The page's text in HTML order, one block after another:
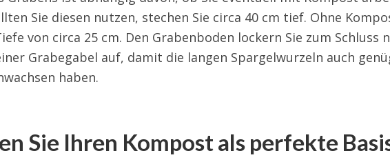
Sie diesen nutzen, stechen Sie circa 40 cm tief. Ohne
von circa 25 cm. Den Grabenboden lockern Sie zum Schluss
Grabegabel auf, damit die langen Spargelwurzeln auch
haben.
Sie Ihren Kompost als perfekte